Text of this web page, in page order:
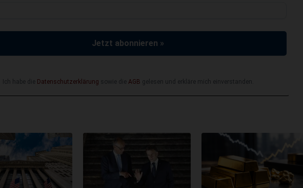
Jetzt abonnieren »
Ich habe die Datenschutzerklärung sowie die AGB gelesen und erkläre mich einverstanden.